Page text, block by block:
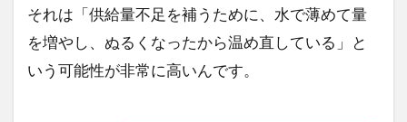
それは「供給量不足を補うために、水で薄めて量
を増やし、ぬるくなったから温め直している」と
いう可能性が非常に高いんです。